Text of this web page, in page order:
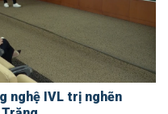
nghệ IVL trị nghẽn